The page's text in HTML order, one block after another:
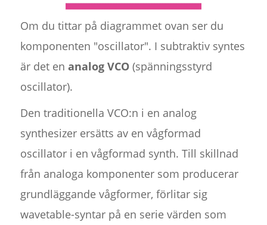
Om du tittar på diagrammet ovan ser du
komponenten "oscillator". I subtraktiv syntes
är det en analog VCO(spänningsstyrd
oscillator).
Den traditionella VCO:n i en analog
synthesizer ersätts av en vågformad
oscillator i en vågformad synth. Till skillnad
från analoga komponenter som producerar
grundläggande vågformer, förlitar sig
wavetable-syntar på en serie värden som